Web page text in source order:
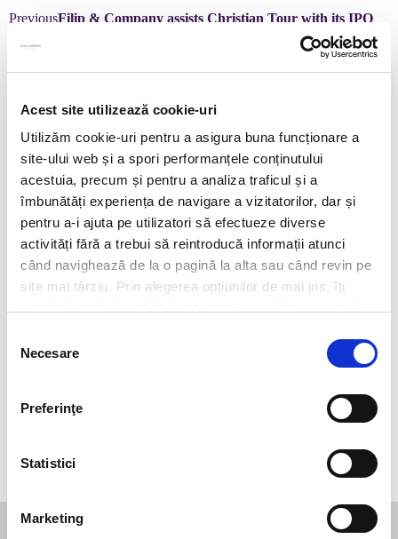
Acest site utilizează cookie-uri
Utilizăm cookie-uri pentru a asigura buna funcționare a
site-ului web și a spori performanțele conținutului
acestuia, precum și pentru a analiza traficul și a
îmbunătăți experiența de navigare a vizitatorilor, dar și
pentru a-i ajuta pe utilizatori să efectueze diverse
activități fără a trebui să reintroducă informații atunci
când navighează de la o pagină la alta sau când revin pe
site mai târziu. Prin alegerea opțiunilor de mai jos, îți
consimțământului
Necesare
Preferinţe
Statistici
Marketing
PreviousFilip & Company assists Christian Tour with its IPO
NextNoi modificări privind neplata primei zile de concediu medical,
Leave us a message